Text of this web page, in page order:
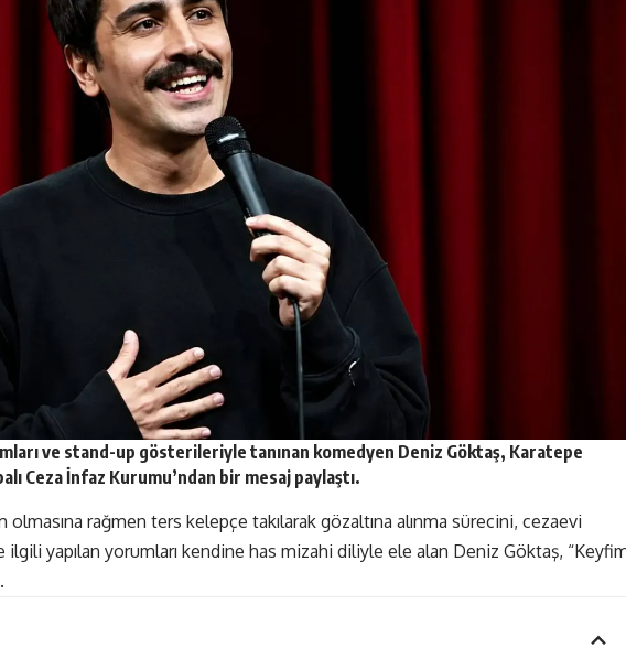
ve stand-up gösterileriyle tanınan komedyen Deniz Göktaş, Karatepe
Ceza İnfaz Kurumu’ndan bir mesaj paylaştı.
rağmen ters kelepçe takılarak gözaltına alınma sürecini, cezaevi
ilgili yapılan yorumları kendine has mizahi diliyle ele alan Deniz Göktaş,